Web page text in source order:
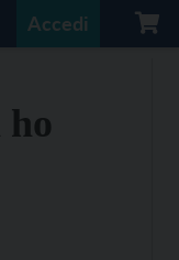
Accedi